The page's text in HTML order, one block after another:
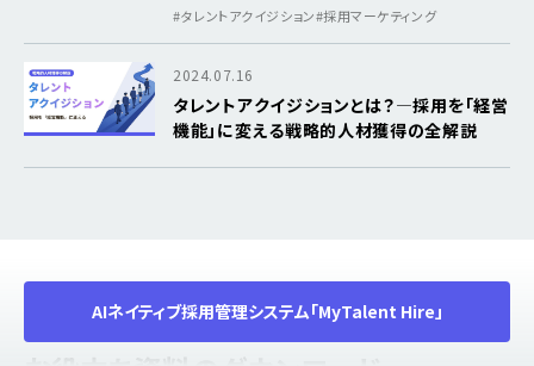
AIネイティブ採用管理システム「MyTalent Hire」
#タレントアクイジション#採用マーケティング
2024.07.16
タレントアクイジションとは？―採用を「経営
機能」に変える戦略的人材獲得の全解説
Download